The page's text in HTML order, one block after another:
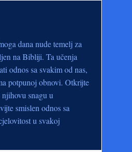
dana nude temelj za
na Bibliji. Ta učenja
odnos sa svakim od nas,
potpunoj obnovi. Otkrijte
snagu u
smislen odnos sa
u svakoj